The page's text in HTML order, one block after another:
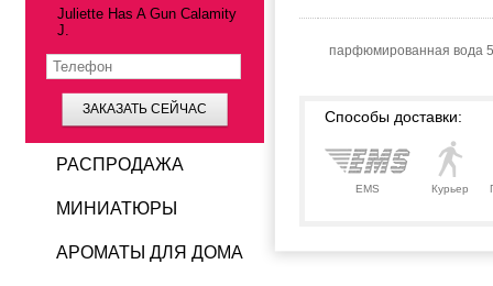
парфюмированная вода
Способы доставки:
EMS Курьер
Juliette Has A Gun Calamity
J.
ЗАКАЗАТЬ СЕЙЧАС
РАСПРОДАЖА
МИНИАТЮРЫ
АРОМАТЫ ДЛЯ ДОМА